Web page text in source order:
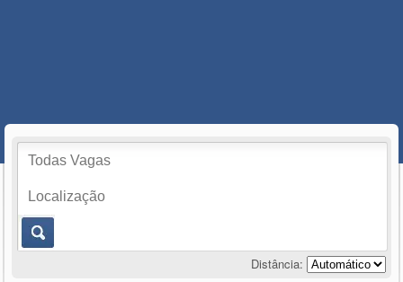
Distância: